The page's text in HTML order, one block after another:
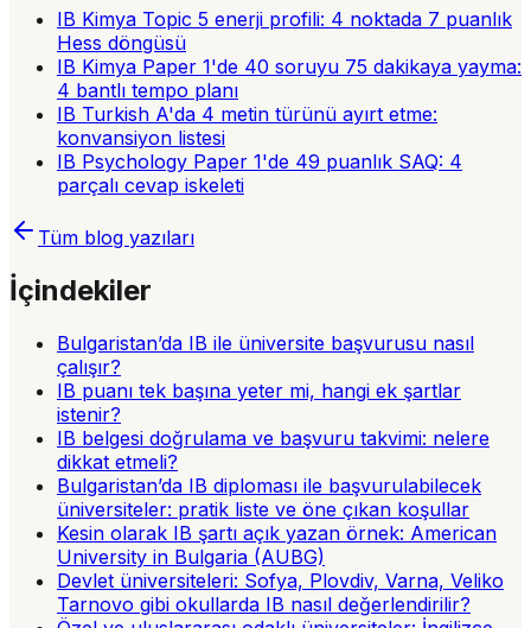
IB Kimya Topic 5 enerji profili: 4 noktada 7 puanlık
Hess döngüsü
IB Kimya Paper 1'de 40 soruyu 75 dakikaya yayma:
4 bantlı tempo planı
IB Turkish A'da 4 metin türünü ayırt etme:
konvansiyon listesi
IB Psychology Paper 1'de 49 puanlık SAQ: 4
parçalı cevap iskeleti
Tüm blog yazıları
İçindekiler
Bulgaristan’da IB ile üniversite başvurusu nasıl
çalışır?
IB puanı tek başına yeter mi, hangi ek şartlar
istenir?
IB belgesi doğrulama ve başvuru takvimi: nelere
dikkat etmeli?
Bulgaristan’da IB diploması ile başvurulabilecek
üniversiteler: pratik liste ve öne çıkan koşullar
Kesin olarak IB şartı açık yazan örnek: American
University in Bulgaria (AUBG)
Devlet üniversiteleri: Sofya, Plovdiv, Varna, Veliko
Tarnovo gibi okullarda IB nasıl değerlendirilir?